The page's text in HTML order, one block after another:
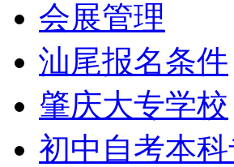
会展管理
汕尾报名条件
肇庆大专学校
初中自考本